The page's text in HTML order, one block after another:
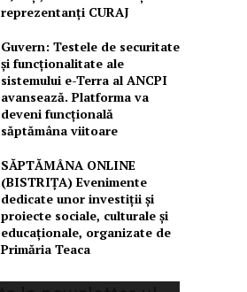
reprezentanți CURAJ
Guvern: Testele de securitate
și funcționalitate ale
sistemului e-Terra al ANCPI
avansează. Platforma va
deveni funcțională
săptămâna viitoare
SĂPTĂMÂNA ONLINE
(BISTRIȚA) Evenimente
dedicate unor investiții și
proiecte sociale, culturale și
educaționale, organizate de
Primăria Teaca